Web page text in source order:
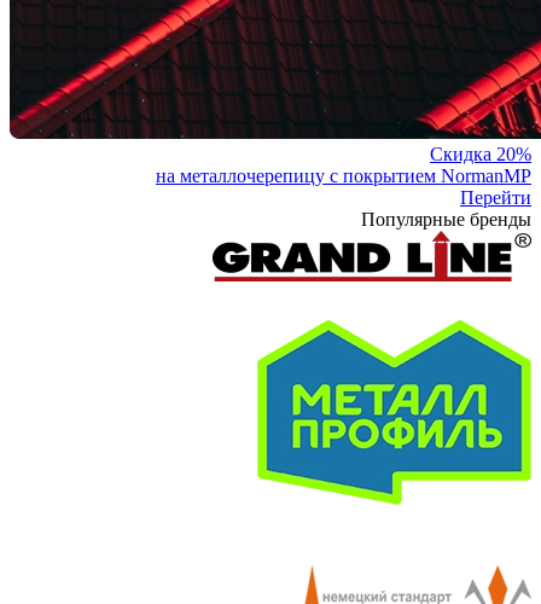
Скидка 20%
на металлочерепицу с покрытием NormanMP
Перейти
Популярные бренды